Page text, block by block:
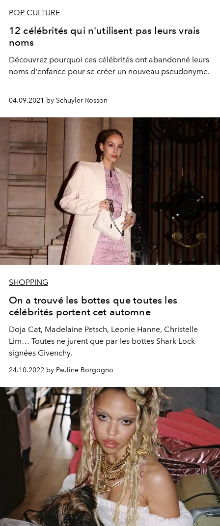
POP CULTURE
12 célébrités qui n'utilisent pas leurs vrais
noms
Découvrez pourquoi ces célébrités ont abandonné leurs
noms d'enfance pour se créer un nouveau pseudonyme.
04.09.2021 by Schuyler Rosson
SHOPPING
On a trouvé les bottes que toutes les
célébrités portent cet automne
Doja Cat, Madelaine Petsch, Leonie Hanne, Christelle
Lim… Toutes ne jurent que par les bottes Shark Lock
signées Givenchy.
24.10.2022 by Pauline Borgogno